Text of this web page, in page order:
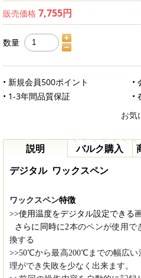
販売価格 7,755円
数量
• 新規会員500ポイント
•
• 1-3年間品質保証
•
お気
説明 バルク購入
デジタル ワックスペン
ワックスペン特徴
>>使用温度をデジタル設定できる
さらに同時に2本のペンが使用で
換する
>>50℃から最高200℃までの幅広い
理ができ失敗を少なく出来ます。